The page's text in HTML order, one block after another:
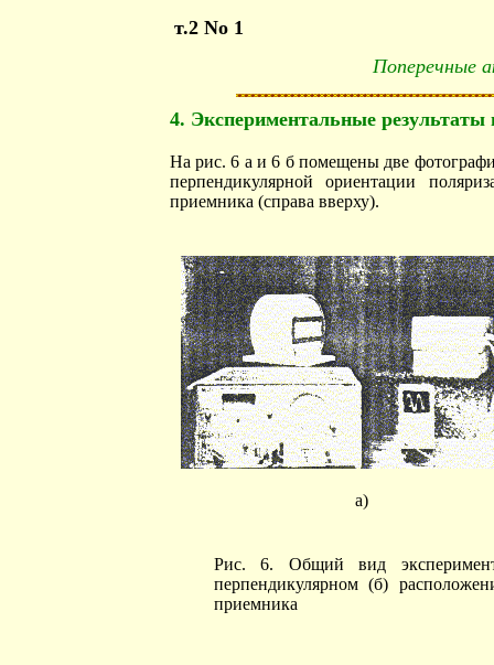
т.2 No 1
Поперечные
4. Экспериментальные результаты
На рис. 6 а и 6 б помещены две
перпендикулярной ориентации
приемника (справа вверху).
Рис. 6. Общий вид
перпендикулярном (б)
приемника